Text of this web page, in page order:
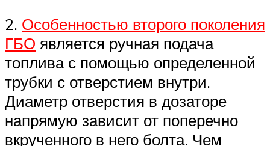
2. Особенностью второго поколения
ГБО является ручная подача
топлива с помощью определенной
трубки с отверстием внутри.
Диаметр отверстия в дозаторе
напрямую зависит от поперечно
вкрученного в него болта. Чем